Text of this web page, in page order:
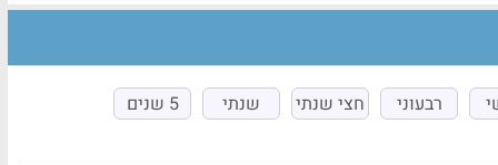
רבעוני חצי שנתי שנתי 5 שנים